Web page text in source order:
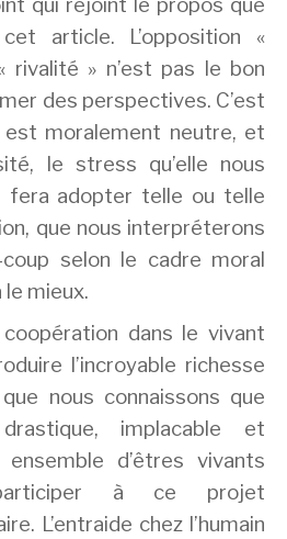
article. L’opposition «
rivalité » n’est pas le bon
des perspectives. C’est
moralement neutre, et
le stress qu’elle nous
fera adopter telle ou telle
que nous interpréterons
selon le cadre moral
le mieux.
dans le vivant
l’incroyable richesse
nous connaissons que
implacable et
d’êtres vivants
à ce projet
L’entraide chez l’humain